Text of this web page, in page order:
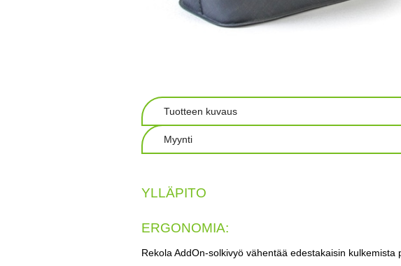
Tuotteen kuvaus
Myynti
YLLÄPITO
ERGONOMIA:
Rekola AddOn-solkivyö vähentää edestakaisin kulkemista